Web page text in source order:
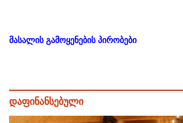
მასალის გამოყენების პირობები
დაფინანსებული